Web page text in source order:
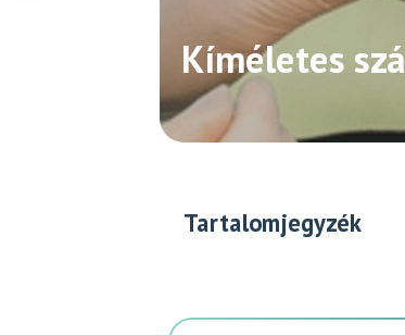
Kíméletes
Tartalomjegyzék